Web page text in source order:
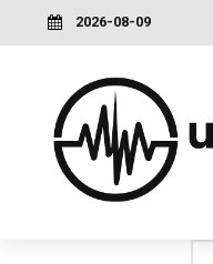
2026-08-09